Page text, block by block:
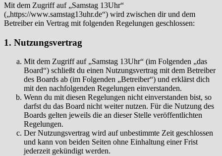
Mit dem Zugriff auf „Samstag 13Uhr“
(„https://www.samstag13uhr.de“) wird zwischen dir und dem
Betreiber ein Vertrag mit folgenden Regelungen geschlossen:
1. Nutzungsvertrag
Mit dem Zugriff auf „Samstag 13Uhr“ (im Folgenden „das
Board“) schließt du einen Nutzungsvertrag mit dem Betreiber
des Boards ab (im Folgenden „Betreiber“) und erklärst dich
mit den nachfolgenden Regelungen einverstanden.
Wenn du mit diesen Regelungen nicht einverstanden bist, so
darfst du das Board nicht weiter nutzen. Für die Nutzung des
Boards gelten jeweils die an dieser Stelle veröffentlichten
Regelungen.
Der Nutzungsvertrag wird auf unbestimmte Zeit geschlossen
und kann von beiden Seiten ohne Einhaltung einer Frist
jederzeit gekündigt werden.